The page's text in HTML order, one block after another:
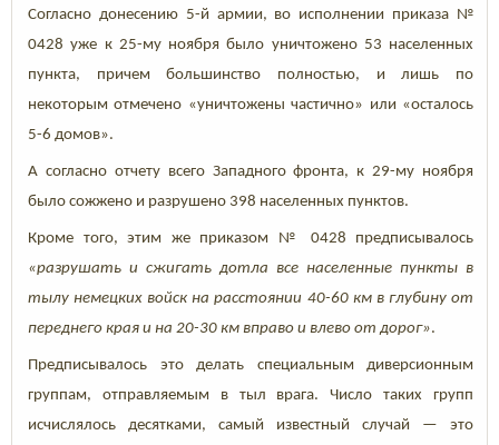
Согласно донесению 5-й армии, во исполнении приказа №
0428 уже к 25-му ноября было уничтожено 53 населенных
пункта, причем большинство полностью, и лишь по
некоторым отмечено «уничтожены частично» или «осталось
5-6 домов».
А согласно отчету всего Западного фронта, к 29-му ноября
было сожжено и разрушено 398 населенных пунктов.
Кроме того, этим же приказом № 0428 предписывалось
«разрушать и сжигать дотла все населенные пункты в
тылу немецких войск на расстоянии 40-60 км в глубину от
переднего края и на 20-30 км вправо и влево от дорог».
Предписывалось это делать специальным диверсионным
группам, отправляемым в тыл врага. Число таких групп
исчислялось десятками, самый известный случай — это